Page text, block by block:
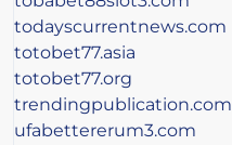
todayscurrentnews.com
totobet77.asia
totobet77.org
trendingpublication.com
ufabettererum3.com